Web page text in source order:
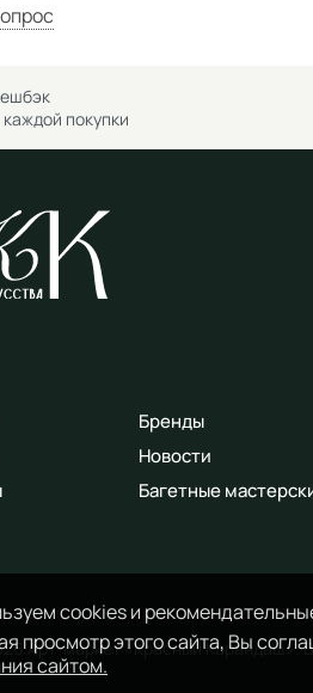
cookies и
просмотр этого сайта, Вы
сайтом.
каждой покупки
Бренды
Новости
Багетные
Арт-маркет «Красный Карандаш».